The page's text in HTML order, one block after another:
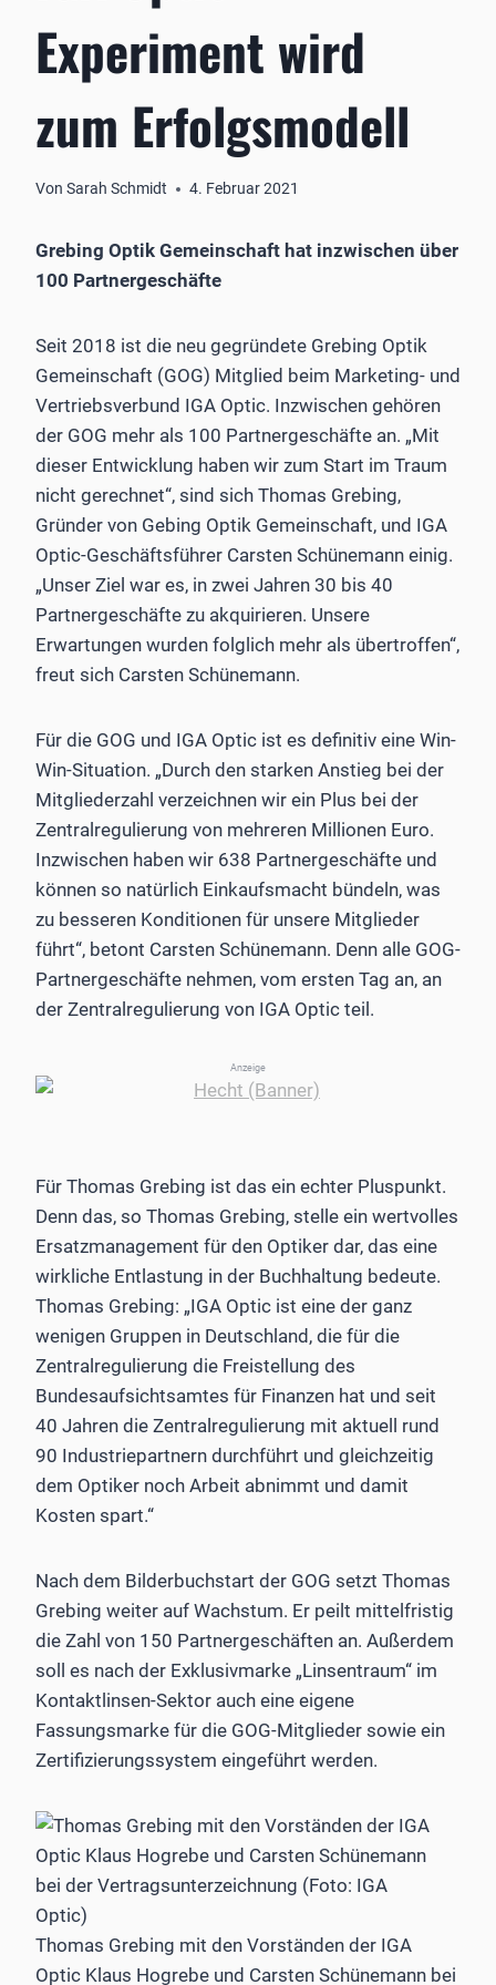
Experiment wird
zum Erfolgsmodell
Von Sarah Schmidt 4. Februar 2021
Grebing Optik Gemeinschaft hat inzwischen über
100 Partnergeschäfte
Seit 2018 ist die neu gegründete Grebing Optik
Gemeinschaft (GOG) Mitglied beim Marketing- und
Vertriebsverbund IGA Optic. Inzwischen gehören
der GOG mehr als 100 Partnergeschäfte an. „Mit
dieser Entwicklung haben wir zum Start im Traum
nicht gerechnet“, sind sich Thomas Grebing,
Gründer von Gebing Optik Gemeinschaft, und IGA
Optic-Geschäftsführer Carsten Schünemann einig.
„Unser Ziel war es, in zwei Jahren 30 bis 40
Partnergeschäfte zu akquirieren. Unsere
Erwartungen wurden folglich mehr als übertroffen“,
freut sich Carsten Schünemann.
Für die GOG und IGA Optic ist es definitiv eine Win-
Win-Situation. „Durch den starken Anstieg bei der
Mitgliederzahl verzeichnen wir ein Plus bei der
Zentralregulierung von mehreren Millionen Euro.
Inzwischen haben wir 638 Partnergeschäfte und
können so natürlich Einkaufsmacht bündeln, was
zu besseren Konditionen für unsere Mitglieder
führt“, betont Carsten Schünemann. Denn alle GOG-
Partnergeschäfte nehmen, vom ersten Tag an, an
der Zentralregulierung von IGA Optic teil.
Anzeige
Für Thomas Grebing ist das ein echter Pluspunkt.
Denn das, so Thomas Grebing, stelle ein wertvolles
Ersatzmanagement für den Optiker dar, das eine
wirkliche Entlastung in der Buchhaltung bedeute.
Thomas Grebing: „IGA Optic ist eine der ganz
wenigen Gruppen in Deutschland, die für die
Zentralregulierung die Freistellung des
Bundesaufsichtsamtes für Finanzen hat und seit
40 Jahren die Zentralregulierung mit aktuell rund
90 Industriepartnern durchführt und gleichzeitig
dem Optiker noch Arbeit abnimmt und damit
Kosten spart.“
Nach dem Bilderbuchstart der GOG setzt Thomas
Grebing weiter auf Wachstum. Er peilt mittelfristig
die Zahl von 150 Partnergeschäften an. Außerdem
soll es nach der Exklusivmarke „Linsentraum“ im
Kontaktlinsen-Sektor auch eine eigene
Fassungsmarke für die GOG-Mitglieder sowie ein
Zertifizierungssystem eingeführt werden.
Thomas Grebing mit den Vorständen der IGA
Optic Klaus Hogrebe und Carsten Schünemann bei